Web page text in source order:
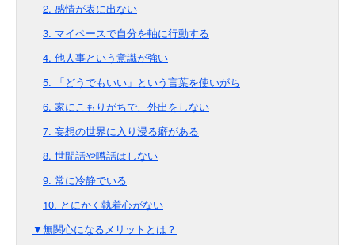
2. 感情が表に出ない
3. マイペースで自分を軸に行動する
4. 他人事という意識が強い
5. 「どうでもいい」という言葉を使いがち
6. 家にこもりがちで、外出をしない
7. 妄想の世界に入り浸る癖がある
8. 世間話や噂話はしない
9. 常に冷静でいる
10. とにかく執着心がない
▼無関心になるメリットとは？